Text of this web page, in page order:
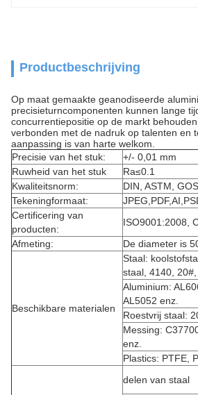
Productbeschrijving
Op maat gemaakte geanodiseerde
precisieturncomponenten kunnen lange
concurrentiepositie op de markt
verbonden met de nadruk op talenten en
aanpassing is van harte welkom.
Precisie van het stuk:
+/- 0,01 mm
Ruwheid van het stuk
Ra≤0.1
Kwaliteitsnorm:
DIN, ASTM,
Tekeningformaat:
Certificering van
producten:
ISO9001:2008,
Afmeting:
De diameter is
Beschikbare materialen
Staal:
staal, 4140,
Aluminium:
AL5052 enz.
Roestvrij staal:
Messing:
enz.
Plastics: PTFE,
delen van staal